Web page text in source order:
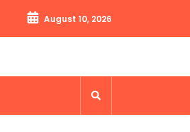
August 10, 2026